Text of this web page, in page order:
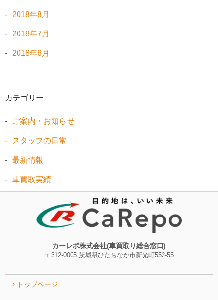
2018年8月
2018年7月
2018年6月
カテゴリー
ご案内・お知らせ
スタッフの日常
最新情報
車買取実績
カーレポ株式会社(車買取り総合窓口)
〒312-0005 茨城県ひたちなか市新光町552-55
トップページ